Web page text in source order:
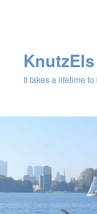
KnutzEls
It takes a lifetime